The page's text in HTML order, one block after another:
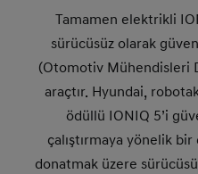
Tamamen elektrikli
sürücüsüz olarak
(Otomotiv Mühendisleri
araçtır. Hyundai,
ödüllü IONIQ 5’i
çalıştırmaya yönelik bir
donatmak üzere